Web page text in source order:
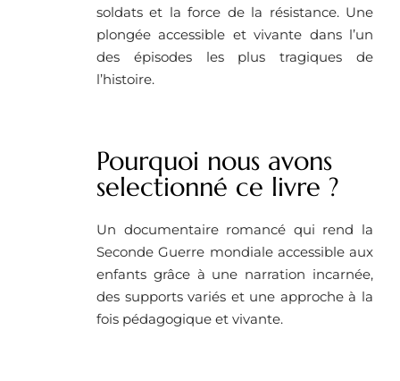
soldats et la force de la résistance. Une
plongée accessible et vivante dans l’un
des épisodes les plus tragiques de
l’histoire.
Pourquoi nous avons
selectionné ce livre ?
Un documentaire romancé qui rend la
Seconde Guerre mondiale accessible aux
enfants grâce à une narration incarnée,
des supports variés et une approche à la
fois pédagogique et vivante.